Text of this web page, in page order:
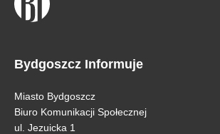
Bydgoszcz Informuje
Miasto Bydgoszcz
Biuro Komunikacji Społecznej
ul. Jezuicka 1